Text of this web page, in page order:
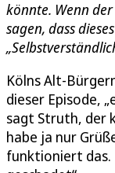
könnte. Wenn
sagen, dass
Kölns Alt-
dieser Episode,
sagt Struth, der
habe ja nur
funktioniert das.